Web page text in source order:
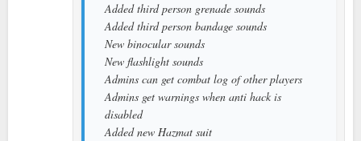
Added third person grenade sounds
Added third person bandage sounds
New binocular sounds
New flashlight sounds
Admins can get combat log of other players
Admins get warnings when anti hack is
disabled
Added new Hazmat suit